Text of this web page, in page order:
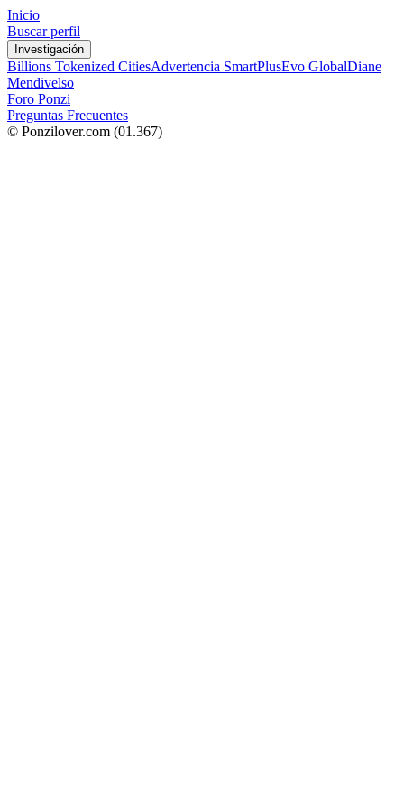
Inicio
Buscar perfil
Investigación
Billions Tokenized CitiesAdvertencia SmartPlusEvo GlobalDiane
Mendivelso
Foro Ponzi
Preguntas Frecuentes
© Ponzilover.com (01.367)